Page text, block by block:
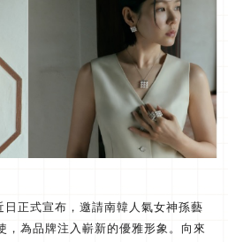
正式宣布， 邀請南韓人氣女神孫藝
， 為品牌注入嶄新的優雅形象。 向來